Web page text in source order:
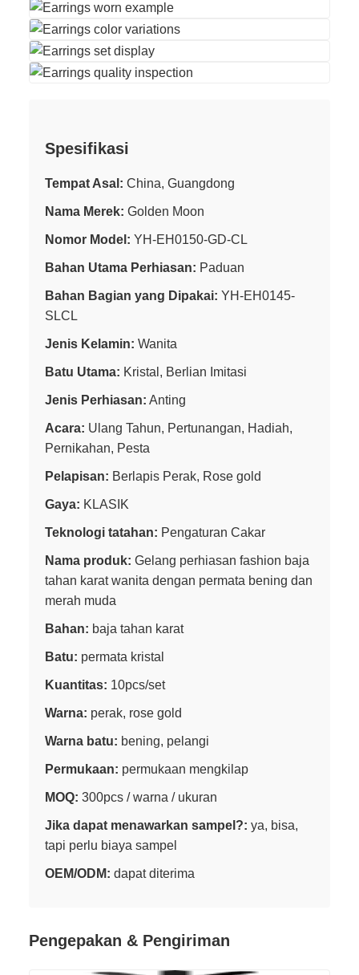
Spesifikasi
Tempat Asal: China, Guangdong
Nama Merek: Golden Moon
Nomor Model: YH-EH0150-GD-CL
Bahan Utama Perhiasan: Paduan
Bahan Bagian yang Dipakai: YH-EH0145-
SLCL
Jenis Kelamin: Wanita
Batu Utama: Kristal, Berlian Imitasi
Jenis Perhiasan: Anting
Acara: Ulang Tahun, Pertunangan, Hadiah,
Pernikahan, Pesta
Pelapisan: Berlapis Perak, Rose gold
Gaya: KLASIK
Teknologi tatahan: Pengaturan Cakar
Nama produk: Gelang perhiasan fashion baja
tahan karat wanita dengan permata bening dan
merah muda
Bahan: baja tahan karat
Batu: permata kristal
Kuantitas: 10pcs/set
Warna: perak, rose gold
Warna batu: bening, pelangi
Permukaan: permukaan mengkilap
MOQ: 300pcs / warna / ukuran
Jika dapat menawarkan sampel?: ya, bisa,
tapi perlu biaya sampel
OEM/ODM: dapat diterima
Pengepakan & Pengiriman